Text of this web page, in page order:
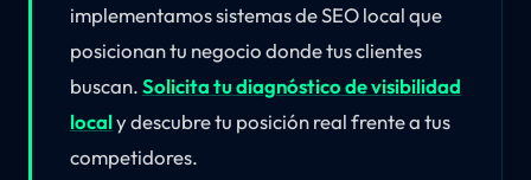
implementamos sistemas de SEO local que
posicionan tu negocio donde tus clientes
buscan.Solicita tu diagnóstico de visibilidad
localy descubre tu posición real frente a tus
competidores.